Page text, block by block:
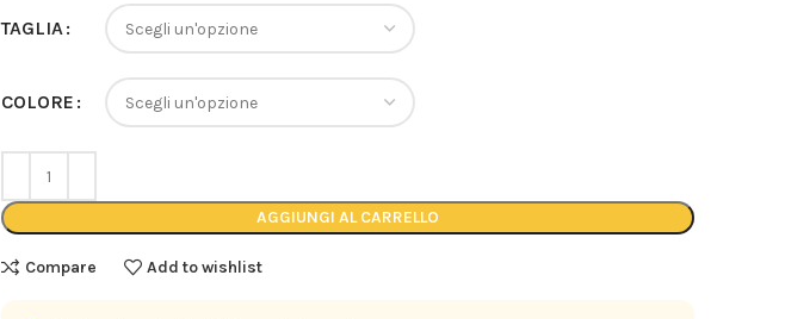
TAGLIA
COLORE
AGGIUNGI AL CARRELLO
Compare Add to wishlist